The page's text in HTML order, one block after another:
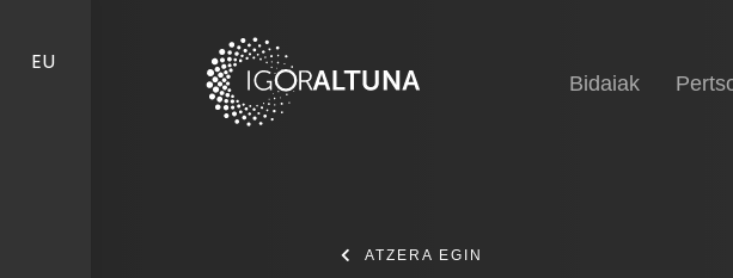
EU
Bidaiak
ATZERA EGIN